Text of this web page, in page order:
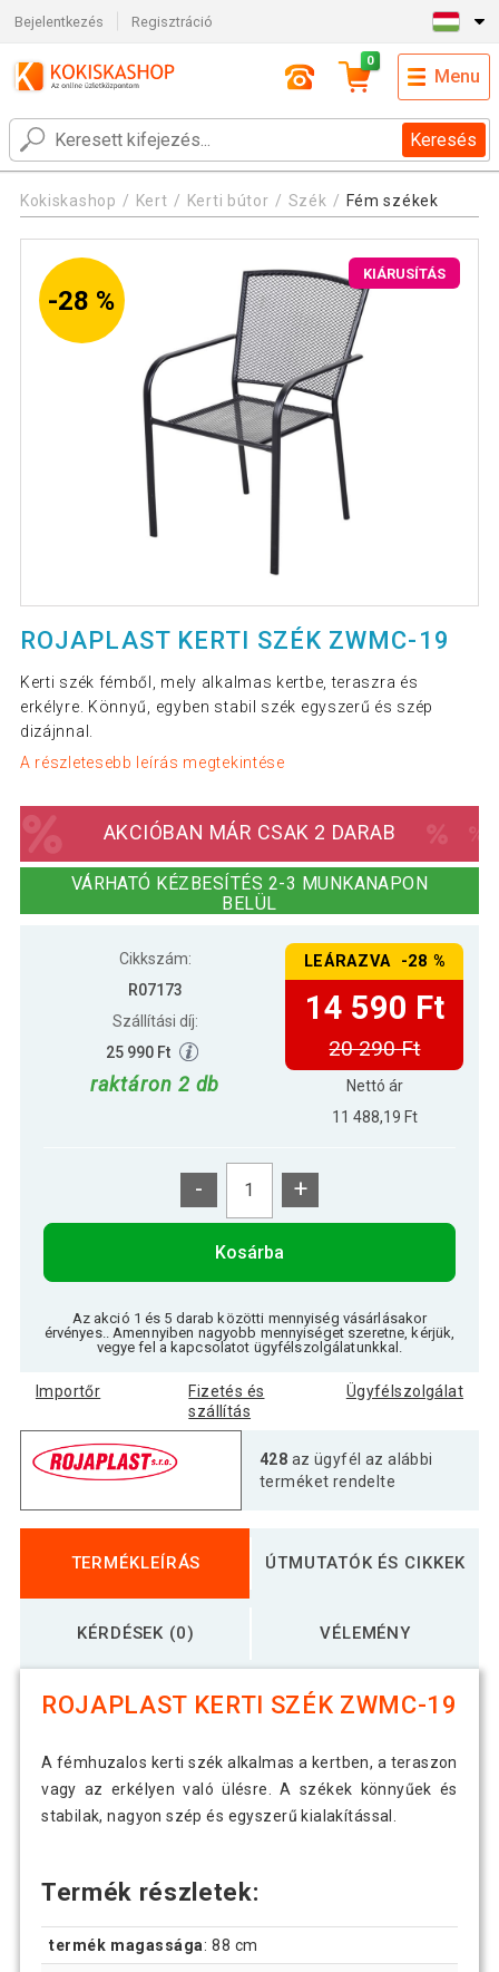
Bejelentkezés Regisztráció
Keresés
0
Menu
Kokiskashop Kert Kerti bútor Szék Fém székek
-28 %
KIÁRUSÍTÁS
ROJAPLAST KERTI SZÉK ZWMC-19
Kerti szék fémből, mely alkalmas kertbe, teraszra és
erkélyre. Könnyű, egyben stabil szék egyszerű és szép
dizájnnal.
A részletesebb leírás megtekintése
AKCIÓBAN MÁR CSAK 2 DARAB
VÁRHATÓ KÉZBESÍTÉS 2-3 MUNKANAPON
BELÜL
Cikkszám:
R07173
Szállítási díj:
25 990 Ft
raktáron 2 db
LEÁRAZVA -28 %
14 590 Ft
20 290 Ft
Nettó ár
11 488,19 Ft
- +
Kosárba
Az akció 1 és 5 darab közötti mennyiség vásárlásakor
érvényes.. Amennyiben nagyobb mennyiséget szeretne, kérjük,
vegye fel a kapcsolatot ügyfélszolgálatunkkal.
Importőr
Fizetés és
szállítás
Ügyfélszolgálat
428 az ügyfél az alábbi
terméket rendelte
TERMÉKLEÍRÁS ÚTMUTATÓK ÉS CIKKEK
KÉRDÉSEK (0) VÉLEMÉNY
ROJAPLAST KERTI SZÉK ZWMC-19
A fémhuzalos kerti szék alkalmas a kertben, a teraszon
vagy az erkélyen való ülésre. A székek könnyűek és
stabilak, nagyon szép és egyszerű kialakítással.
Termék részletek:
termék magassága: 88 cm